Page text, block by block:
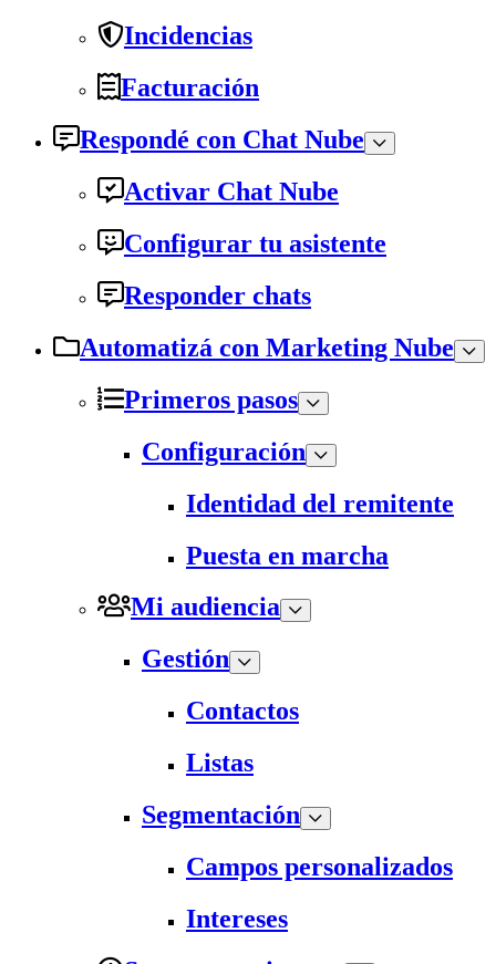
Incidencias
Facturación
Respondé con Chat Nube
Activar Chat Nube
Configurar tu asistente
Responder chats
Automatizá con Marketing Nube
Primeros pasos
Configuración
Identidad del remitente
Puesta en marcha
Mi audiencia
Gestión
Contactos
Listas
Segmentación
Campos personalizados
Intereses